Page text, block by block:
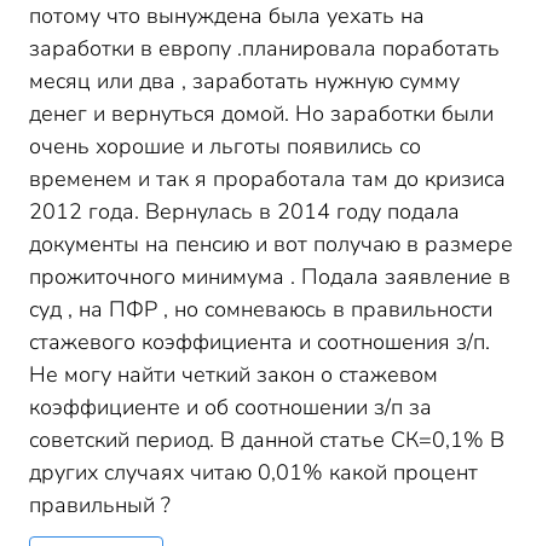
потому что вынуждена была уехать на
заработки в европу .планировала поработать
месяц или два , заработать нужную сумму
денег и вернуться домой. Но заработки были
очень хорошие и льготы появились со
временем и так я проработала там до кризиса
2012 года. Вернулась в 2014 году подала
документы на пенсию и вот получаю в размере
прожиточного минимума . Подала заявление в
суд , на ПФР , но сомневаюсь в правильности
стажевого коэффициента и соотношения з/п.
Не могу найти четкий закон о стажевом
коэффициенте и об соотношении з/п за
советский период. В данной статье СК=0,1% В
других случаях читаю 0,01% какой процент
правильный ?